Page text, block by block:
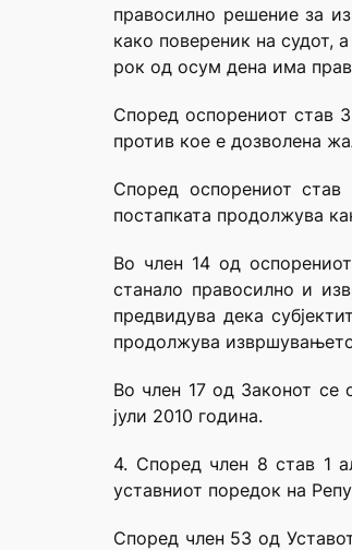
правосилно решение за
како повереник на судот,
рок од осум дена има
Според оспорениот став
против кое е дозволена
Според оспорениот
постапката продолжува
Во член 14 од
станало правосилно и
предвидува дека
продолжува
Во член 17 од Законот се
јули 2010 година.
4. Според член 8 став 1
уставниот поредок на
Според член 53 од